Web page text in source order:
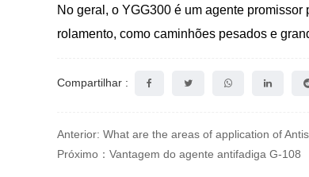
No geral, o YGG300 é um agente
rolamento, como caminhões pesados ​​e
Compartilhar :
Anterior: What are the areas of application of
Próximo：Vantagem do agente antifadiga G-108